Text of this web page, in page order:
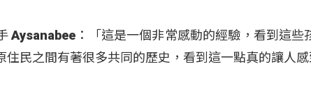
Aysanabee：「這是一個非常感動的經驗，看到這些
住民之間有著很多共同的歷史，看到這一點真的讓人感